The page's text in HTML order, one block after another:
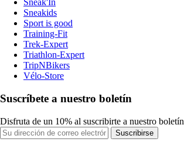
Sneak'In
Sneakids
Sport is good
Training-Fit
Trek-Expert
Triathlon-Expert
TripNBikers
Vélo-Store
Suscríbete a nuestro boletín
Disfruta de un 10% al suscribirte a nuestro boletín
Suscribirse